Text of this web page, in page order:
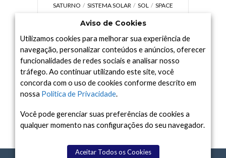
SATURNO
SISTEMA SOLAR SOL
SPACE
UNIVERSO
VÍDEO
Arquivo
Arquivo
Aviso de Cookies
Utilizamos cookies para melhorar sua experiência de
navegação, personalizar conteúdos e anúncios, oferecer
funcionalidades de redes sociais e analisar nosso
tráfego. Ao continuar utilizando este site, você
concorda com o uso de cookies conforme descrito em
nossa Política de Privacidade.
Você pode gerenciar suas preferências de cookies a
qualquer momento nas configurações do seu navegador.
Aceitar Todos os Cookies